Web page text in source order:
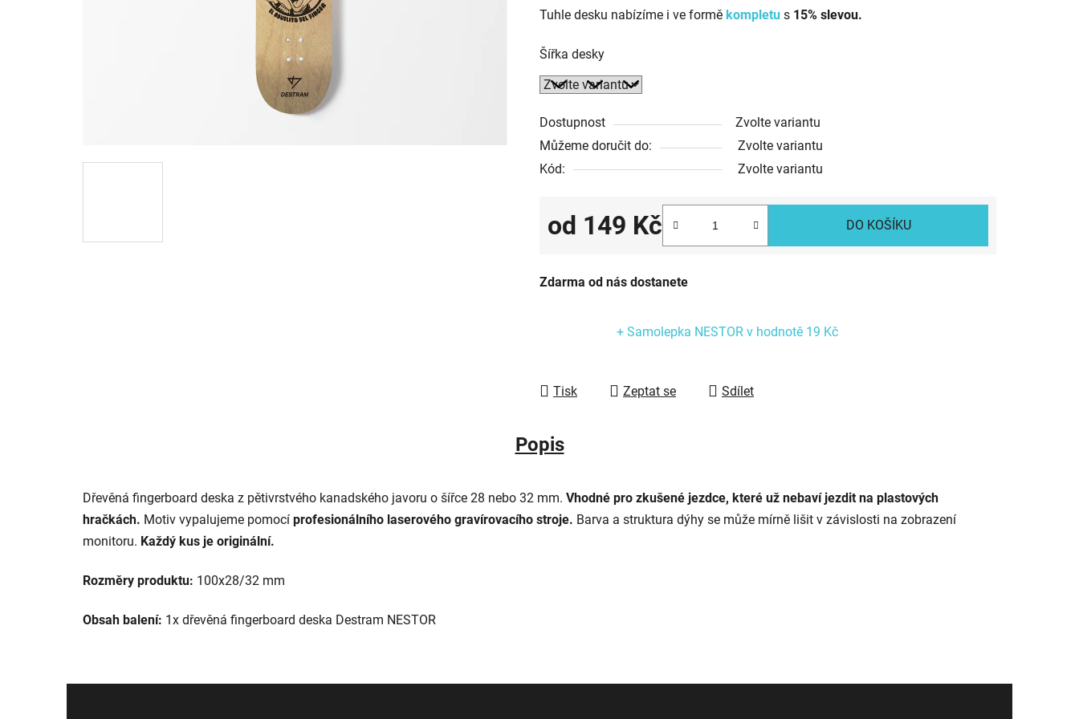
Tuhle desku nabízíme i ve formě kompletu s 15% slevou.
Šířka desky
Dostupnost
Zvolte variantu
Můžeme doručit do:
Zvolte variantu
Kód:
Zvolte variantu
od 149 Kč DO KOŠÍKU
Zdarma od nás dostanete
+ Samolepka NESTOR v hodnotě 19 Kč
Tisk Zeptat se Sdílet
Popis
Dřevěná fingerboard deska z pětivrstvého kanadského javoru o šířce 28 nebo 32 mm. Vhodné pro zkušené jezdce, které už nebaví jezdit na plastových
hračkách. Motiv vypalujeme pomocí profesionálního laserového gravírovacího stroje. Barva a struktura dýhy se může mírně lišit v závislosti na zobrazení
monitoru. Každý kus je originální.
Rozměry produktu: 100x28/32 mm
Obsah balení: 1x dřevěná fingerboard deska Destram NESTOR